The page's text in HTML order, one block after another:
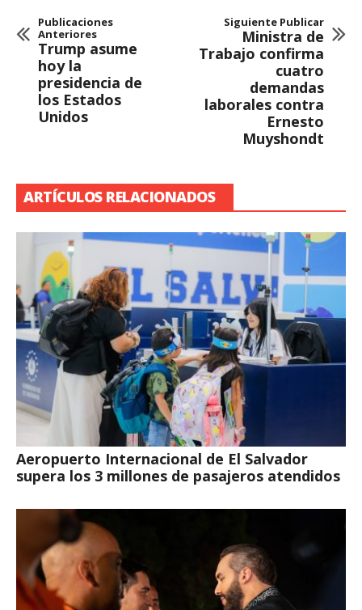
Publicaciones
Anteriores
Trump asume
hoy la
presidencia de
los Estados
Unidos
Siguiente Publicar
Ministra de
Trabajo confirma
cuatro
demandas
laborales contra
Ernesto
Muyshondt
ARTÍCULOS RELACIONADOS
Aeropuerto Internacional de El Salvador
supera los 3 millones de pasajeros atendidos